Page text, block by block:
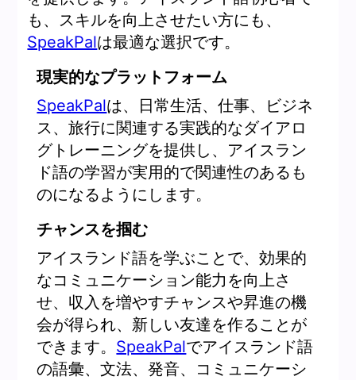
も、スキルを向上させたい方にも、
SpeakPalは最適な選択です。
現実的なプラットフォーム
SpeakPalは、日常生活、仕事、ビジネ
ス、旅行に関連する実践的なダイアロ
グトレーニングを提供し、アイスラン
ド語の学習が実用的で関連性のあるも
のになるようにします。
チャンスを掴む
アイスランド語を学ぶことで、効果的
なコミュニケーション能力を向上さ
せ、収入を増やすチャンスや昇進の機
会が得られ、新しい友達を作ることが
できます。 SpeakPalでアイスランド語
の語彙、文法、発音、コミュニケーシ